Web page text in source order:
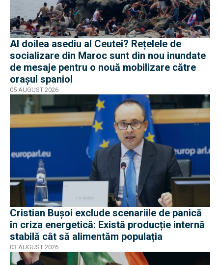
Al doilea asediu al Ceutei? Rețelele de
socializare din Maroc sunt din nou inundate
de mesaje pentru o nouă mobilizare către
orașul spaniol
05 AUGUST 2026
Cristian Bușoi exclude scenariile de panică
în criza energetică: Există producție internă
stabilă cât să alimentăm populația
03 AUGUST 2026